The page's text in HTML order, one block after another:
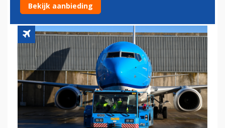
Bekijk aanbieding